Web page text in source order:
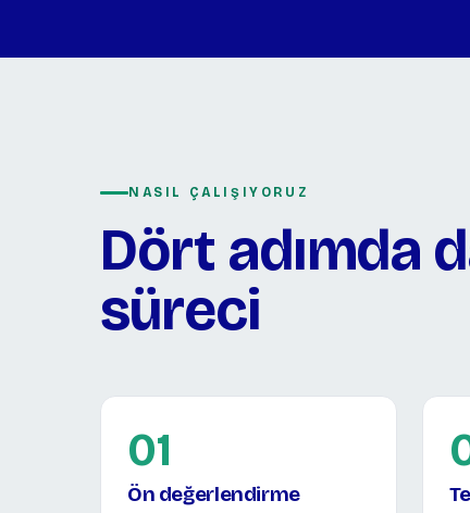
NASIL ÇALIŞIYORUZ
Dört adımda
süreci
01
Ön değerlendirme